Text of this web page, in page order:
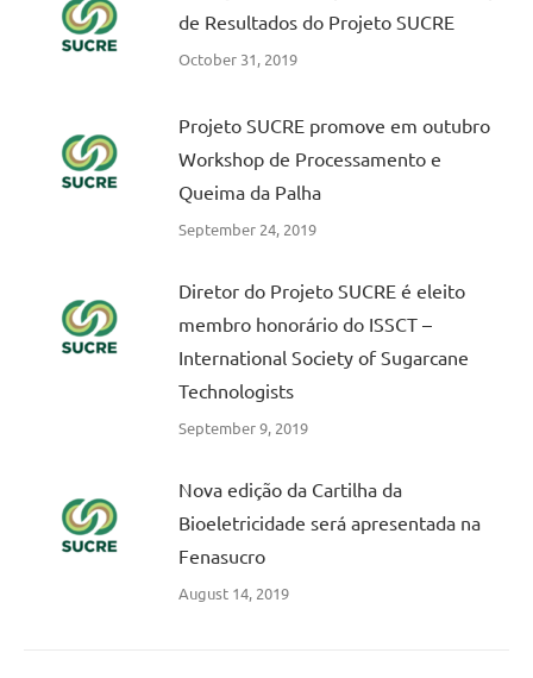
de Resultados do Projeto SUCRE
October 31, 2019
Projeto SUCRE promove em outubro
Workshop de Processamento e
Queima da Palha
September 24, 2019
Diretor do Projeto SUCRE é eleito
membro honorário do ISSCT –
International Society of Sugarcane
Technologists
September 9, 2019
Nova edição da Cartilha da
Bioeletricidade será apresentada na
Fenasucro
August 14, 2019